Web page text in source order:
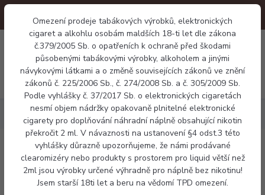
Omezení prodeje tabákových výrobků, elektronických
cigaret a alkohlu osobám maldších 18-ti let dle zákona
č.379/2005 Sb. o opatřeních k ochraně před škodami
působenými tabákovými výrobky, alkoholem a jinými
návykovými látkami a o změně souvisejících zákonů ve znění
zákonů č. 225/2006 Sb., č. 274/2008 Sb. a č. 305/2009 Sb.
Podle vyhlášky č. 37/2017 Sb. o elektronických cigaretách
nesmí objem nádržky opakovaně plnitelné elektronické
cigarety pro doplňování náhradní náplně obsahující nikotin
překročit 2 ml. V návaznosti na ustanovení §4 odst.3 této
vyhlášky důrazně upozorňujeme, že námi prodávané
clearomizéry nebo produkty s prostorem pro liquid větší než
2ml jsou výrobky určené výhradně pro náplně bez nikotinu!
Jsem starší 18ti let a beru na vědomí TPD omezení.
Menu
0 Kč
Elektronické cigarety Pod systémy OXVA Xlim GO Pod Kit
OXVA Xlim GO Pod Kit